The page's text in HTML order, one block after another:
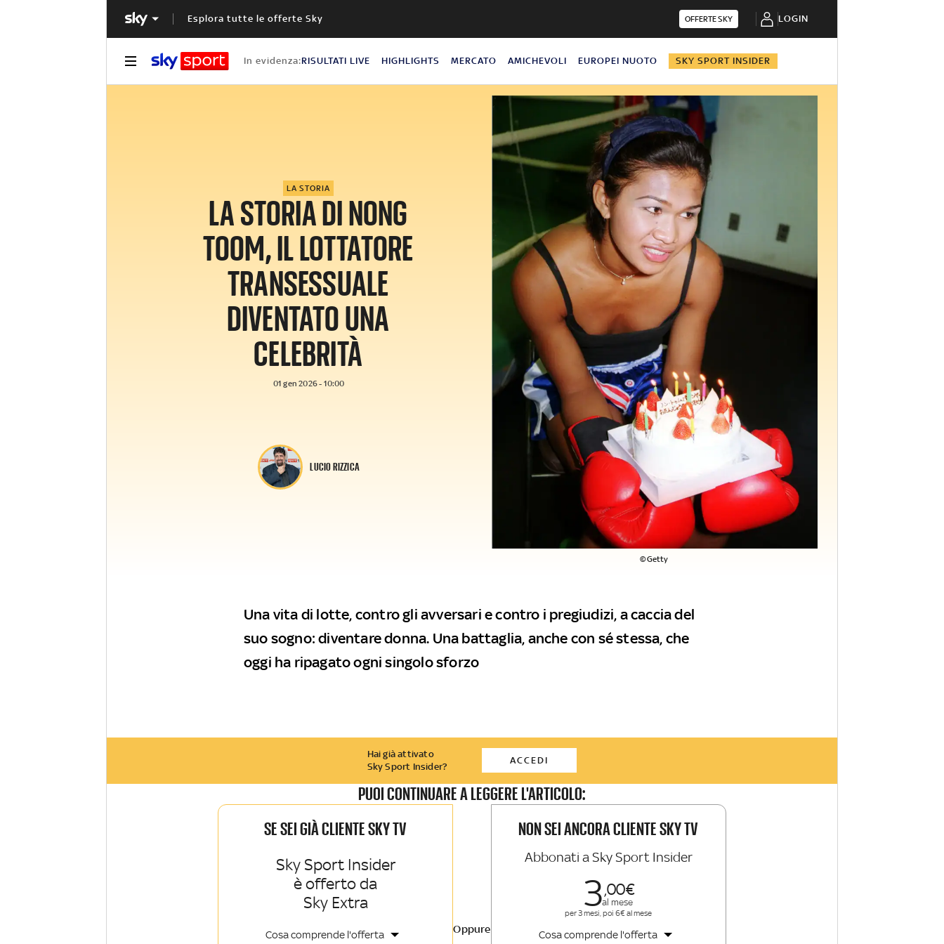
Esplora tutte le offerte Sky OFFERTE SKY LOGIN
In evidenza:RISULTATI LIVE HIGHLIGHTS MERCATO AMICHEVOLI EUROPEI NUOTO SKY SPORT INSIDER
LA STORIA
LA STORIA DI NONG
TOOM, IL LOTTATORE
TRANSESSUALE
DIVENTATO UNA
CELEBRITÀ
01 gen 2026 - 10:00
LUCIO RIZZICA
©Getty
Una vita di lotte, contro gli avversari e contro i pregiudizi, a caccia del
suo sogno: diventare donna. Una battaglia, anche con sé stessa, che
oggi ha ripagato ogni singolo sforzo
Hai già attivato
Sky Sport Insider?
ACCEDI
PUOI CONTINUARE A LEGGERE L'ARTICOLO:
SE SEI GIÀ CLIENTE SKY TV
Sky Sport Insider
è offerto da
Sky Extra
Cosa comprende l'offerta Oppure
NON SEI ANCORA CLIENTE SKY TV
Abbonati a Sky Sport Insider
300
al mese
per 3 mesi, poi 6€ al mese
Cosa comprende l'offerta